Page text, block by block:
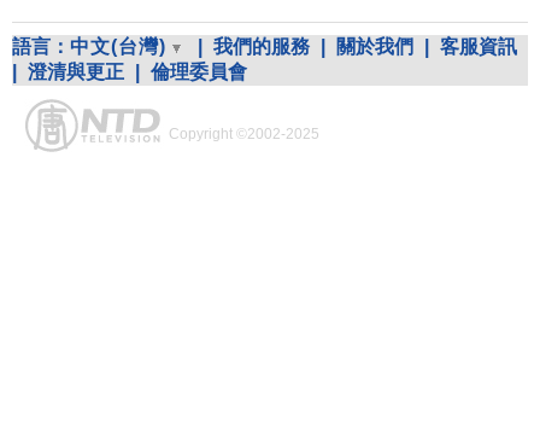
語言： 中文(台灣) 我們的服務 關於我們
客服資訊
澄清與更正 倫理委員會
Copyright ©2002-2025